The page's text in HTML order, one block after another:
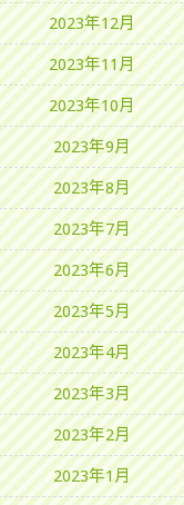
2023年12月
2023年11月
2023年10月
2023年9月
2023年8月
2023年7月
2023年6月
2023年5月
2023年4月
2023年3月
2023年2月
2023年1月